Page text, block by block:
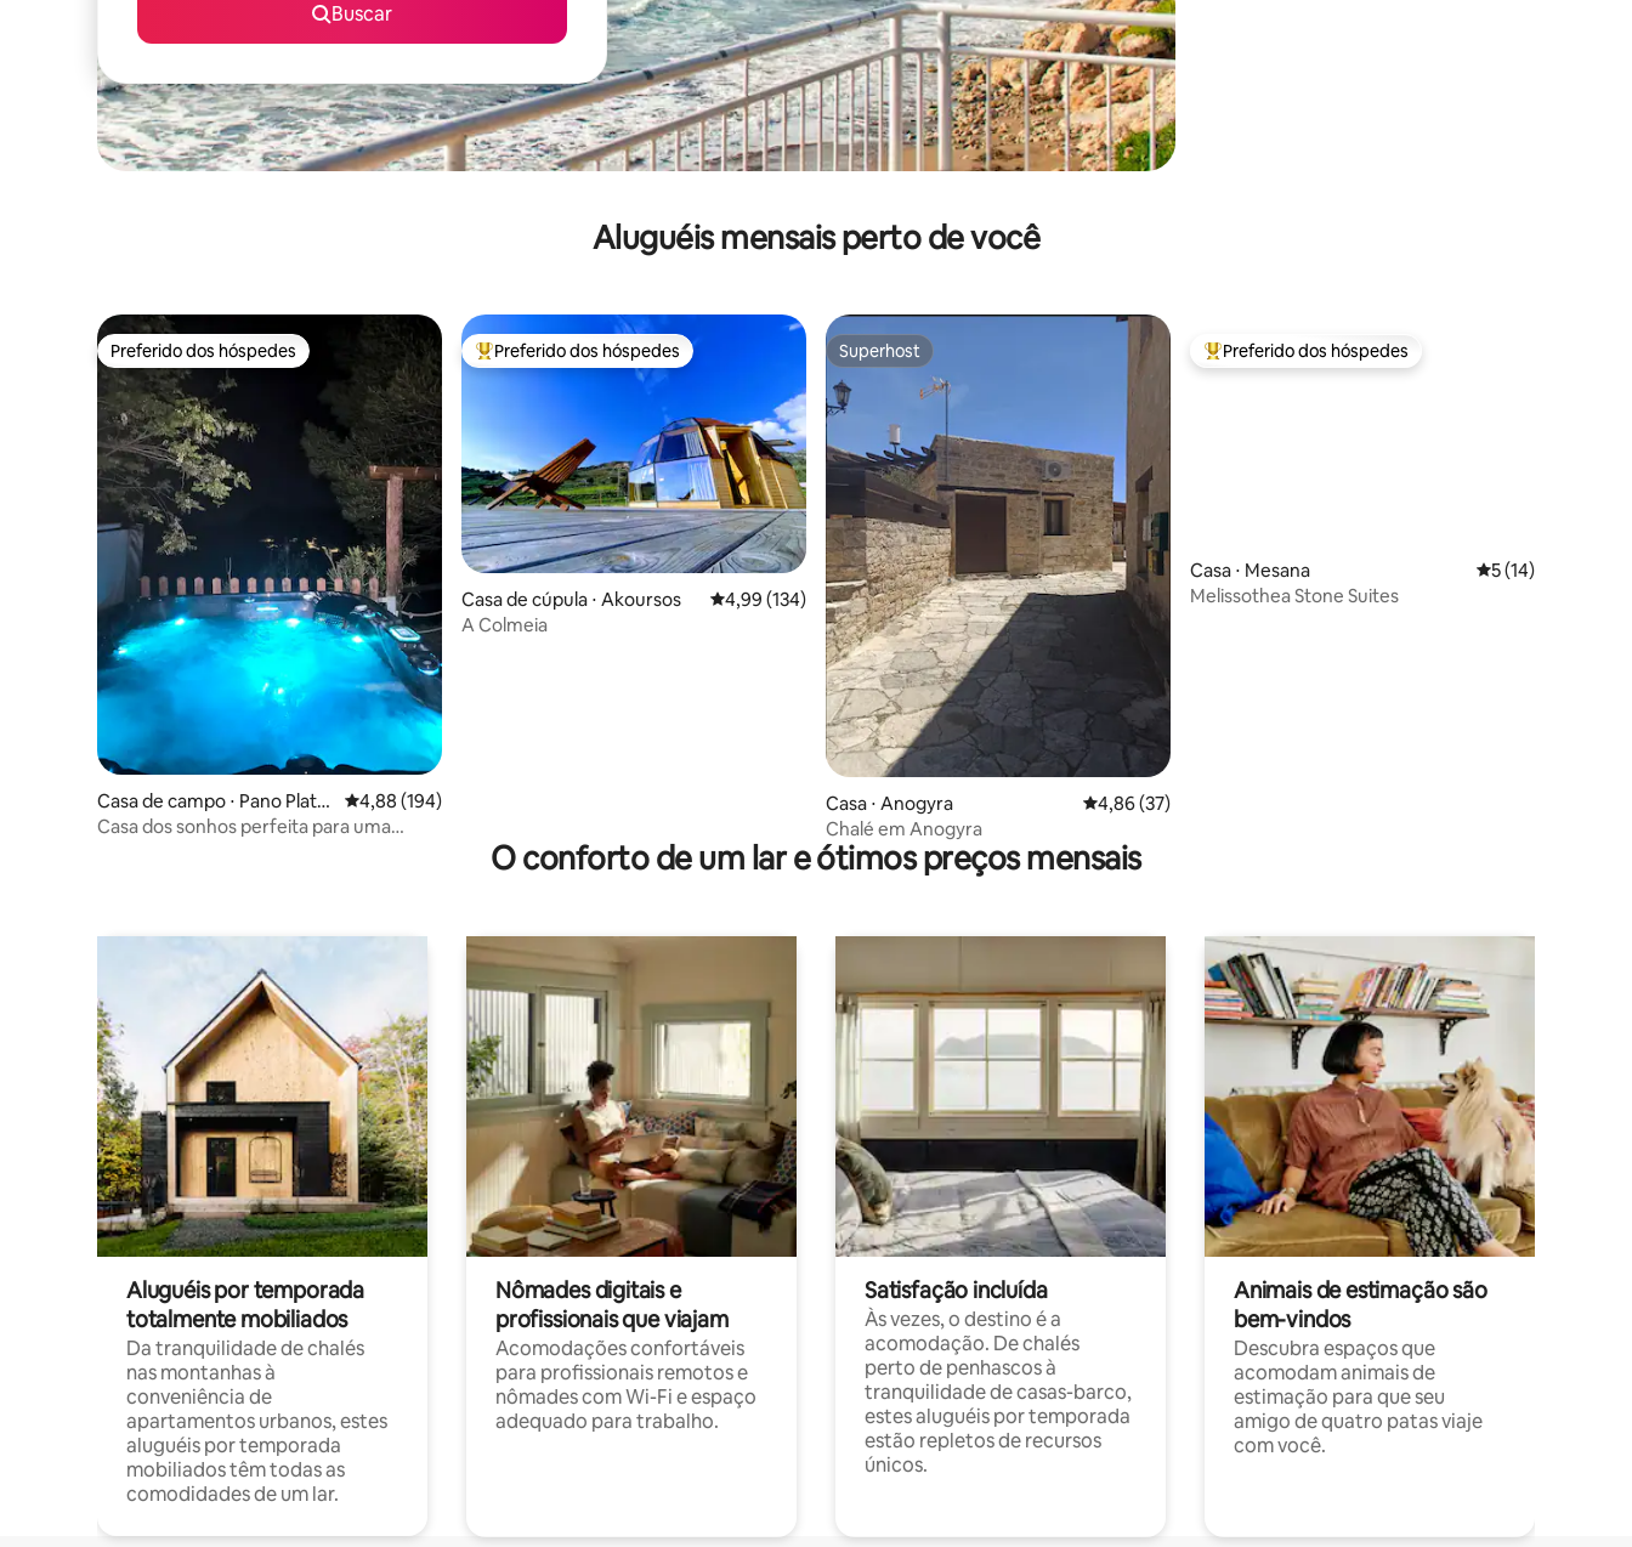
Buscar
Aluguéis mensais perto de você
Preferido dos hóspedes
Preferido dos hóspedes
Casa de campo ⋅ Pano Platre
s
4,88 de uma avaliação média de 5, 194 avaliações
4,88 (194)
Casa dos sonhos perfeita para uma
Entre os melhores preferidos dos hóspedes
Preferido dos hóspedes
Casa de cúpula ⋅ Akoursos 4,99 de uma avaliação média de 5, 134 avaliações
4,99 (134)
A Colmeia
Superhost
Superhost
Casa ⋅ Anogyra 4,86 de uma avaliação média de 5, 37 avaliações
4,86 (37)
Chalé em Anogyra
Entre os melhores preferidos dos hóspedes
Preferido dos hóspedes
Casa ⋅ Mesana 5 de uma
5 (14)
Melissothea Stone Suites
O conforto de um lar e ótimos preços mensais
Aluguéis por temporada
totalmente mobiliados
Da tranquilidade de chalés
nas montanhas à
conveniência de
apartamentos urbanos, estes
aluguéis por temporada
mobiliados têm todas as
comodidades de um lar.
Nômades digitais e
profissionais que viajam
Acomodações confortáveis
para profissionais remotos e
nômades com Wi-Fi e espaço
adequado para trabalho.
Satisfação incluída
Às vezes, o destino é a
acomodação. De chalés
perto de penhascos à
tranquilidade de casas-barco,
estes aluguéis por temporada
estão repletos de recursos
únicos.
Animais de estimação são
bem-vindos
Descubra espaços que
acomodam animais de
estimação para que seu
amigo de quatro patas viaje
com você.